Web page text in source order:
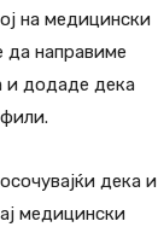
на медицински
да направиме
и додаде дека
дека и
медицински